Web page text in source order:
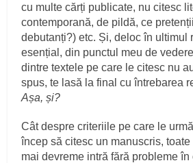
cu multe cărți publicate, nu citesc
contemporană, de pildă, ce
debutanți?) etc. Și, deloc în ultimul
esențial, din punctul meu de
dintre textele pe care le citesc nu
spus, te lasă la final cu întrebarea
Așa, și?
Cât despre criteriile pe care le
încep să citesc un manuscris,
mai devreme intră fără probleme